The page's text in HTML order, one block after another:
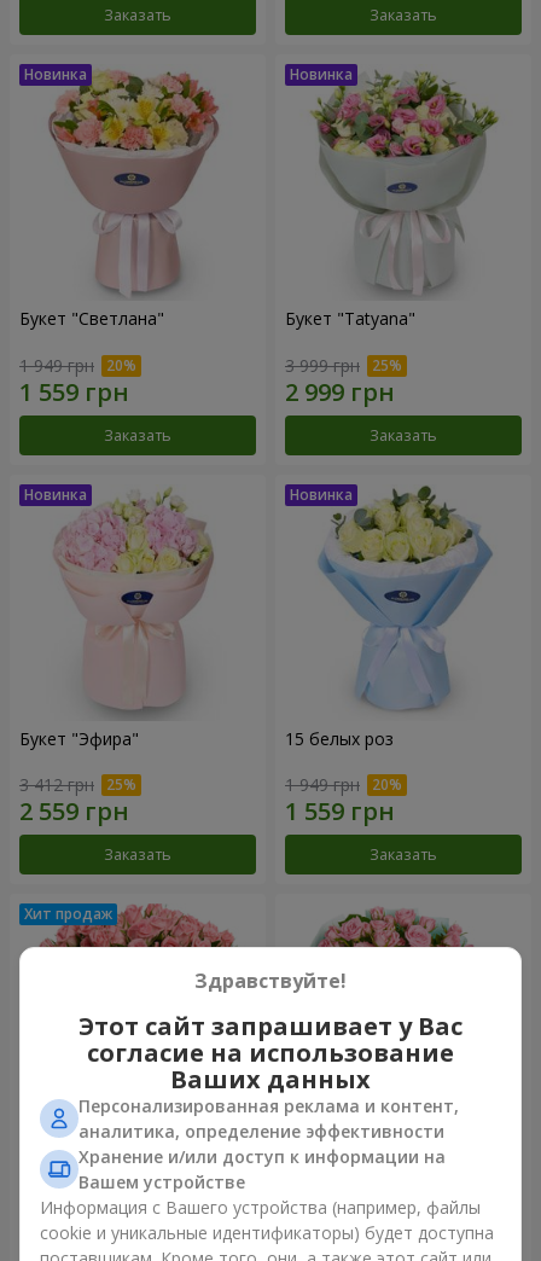
Заказать Заказать
Букет "Светлана"
1 949 грн
Заказать
Букет "Tatyana"
3 999 грн
Заказать
Букет "Эфира"
3 412 грн
Заказать
15 белых роз
1 949 грн
Заказать
Цветы в коробке "Розовый
оазис"
2 749 грн
Композиция "Баллада о
маме"
2 199 грн
Здравствуйте!
Этот сайт запрашивает у Вас
согласие на использование
Ваших данных
Персонализированная реклама и контент,
аналитика, определение эффективности
Хранение и/или доступ к информации на
Вашем устройстве
Информация с Вашего устройства (например, файлы
cookie и уникальные идентификаторы) будет доступна